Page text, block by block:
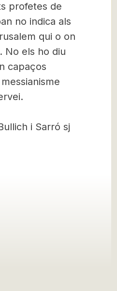
profetes de
no indica als
qui o on
No els ho diu
capaços
i Sarró sj